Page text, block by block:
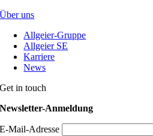
Über uns
Allgeier-Gruppe
Allgeier SE
Karriere
News
Get in touch
Newsletter-Anmeldung
E-Mail-Adresse